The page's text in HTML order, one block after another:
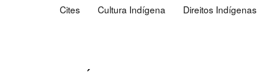
Cites Cultura Indígena Direitos Indígenas